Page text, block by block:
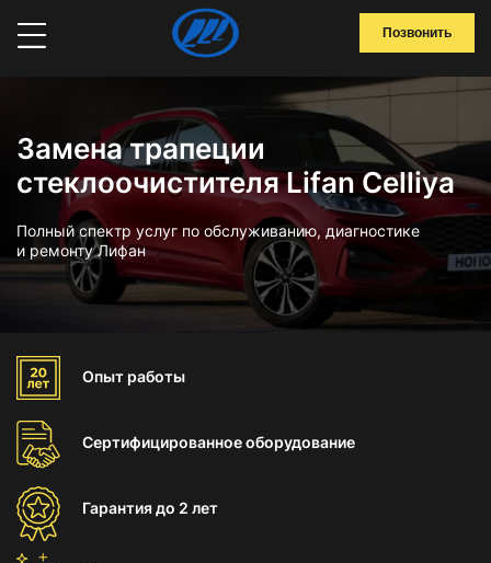
Позвонить
Замена трапеции
стеклоочистителя Lifan Celliya
Полный спектр услуг по обслуживанию, диагностике
и ремонту Лифан
Опыт работы
Сертифицированноеоборудование
Гарантиядо 2 лет